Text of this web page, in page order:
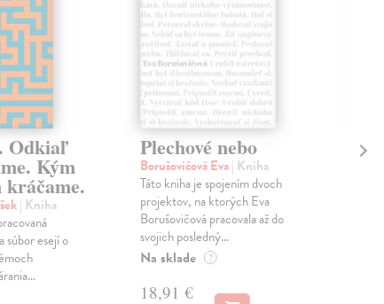
Odkiaľ
Kým
kráčame.
| Kniha
súbor esejí o
Plechové nebo
Borušovičová Eva| Kniha
Táto kniha je spojením dvoch
projektov, na ktorých Eva
Borušovičová pracovala až do
svojich posledný...
Na sklade ?
18,91 €